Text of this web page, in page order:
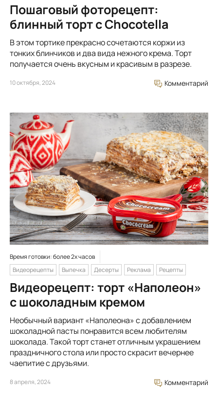
Пошаговый фоторецепт:
блинный торт с Chocotella
В этом тортике прекрасно сочетаются коржи из
тонких блинчиков и два вида нежного крема. Торт
получается очень вкусным и красивым в разрезе.
10 октября, 2024 Комментарий
Время готовки: более 2х часов
Видеорецепты
Выпечка Десерты Реклама Рецепты
Видеорецепт: торт «Наполеон»
с шоколадным кремом
Необычный вариант «Наполеона» с добавлением
шоколадной пасты понравится всем любителям
шоколада. Такой торт станет отличным украшением
праздничного стола или просто скрасит вечернее
чаепитие с друзьями.
8 апреля, 2024 Комментарий